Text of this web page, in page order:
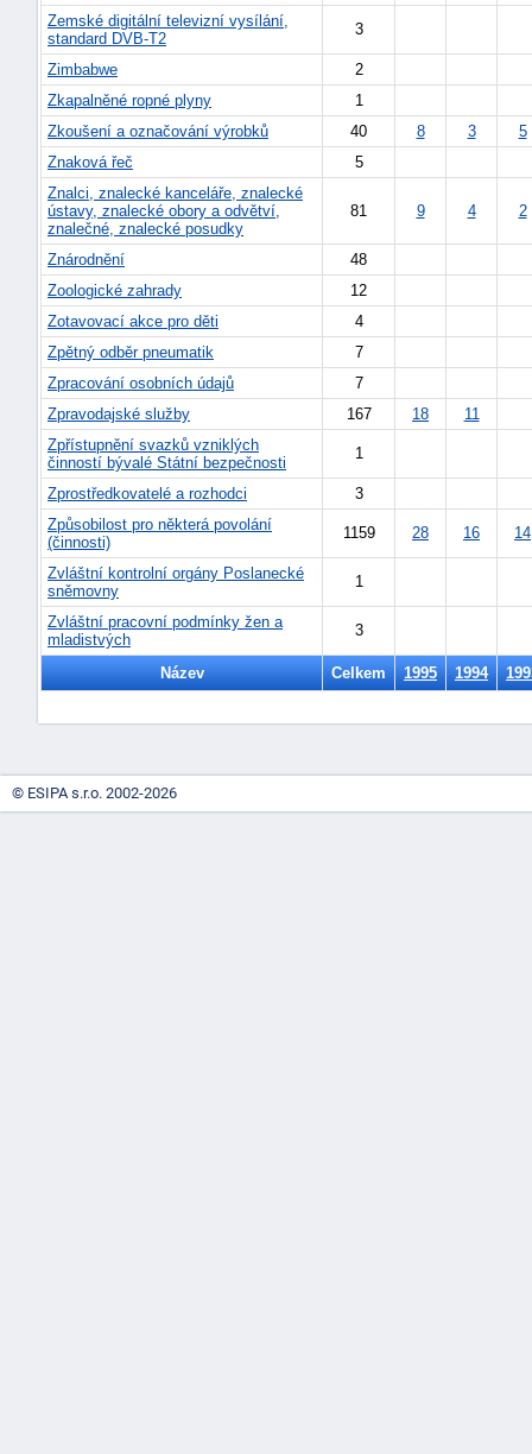
Zemské digitální televizní vysílání,
standard DVB-T2
3
Zimbabwe
2
Zkapalněné ropné plyny
1
Zkoušení a označování výrobků
40 8 3
5
Znaková řeč
5
Znalci, znalecké kanceláře, znalecké
ústavy, znalecké obory a odvětví,
znalečné, znalecké posudky
81 9 4 2
Znárodnění
48
Zoologické zahrady
12
Zotavovací akce pro děti
4
Zpětný odběr pneumatik
7
Zpracování osobních údajů
7
Zpravodajské služby
167 18
11
Zpřístupnění svazků vzniklých
činností bývalé Státní bezpečnosti
1
Zprostředkovatelé a rozhodci
3
Způsobilost pro některá povolání
(činnosti)
1159 28 16 14
Zvláštní kontrolní orgány Poslanecké
sněmovny
1
Zvláštní pracovní podmínky žen a
mladistvých
3
Název Celkem 1995 1994
-
náhrady
© ESIPA s.r.o. 2002-2026